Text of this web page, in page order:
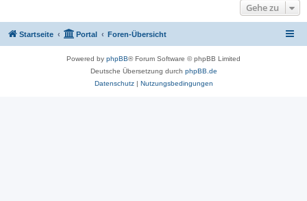
Gehe zu
Startseite Portal Foren-Übersicht
Powered by phpBB® Forum Software © phpBB Limited
Deutsche Übersetzung durch phpBB.de
Datenschutz| Nutzungsbedingungen